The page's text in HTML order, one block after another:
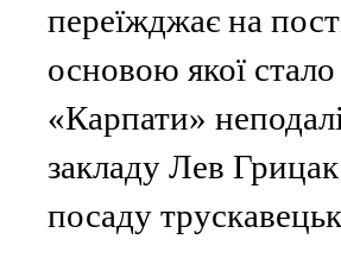
переїжджає на
основою якої
«Карпати»
закладу Лев
посаду